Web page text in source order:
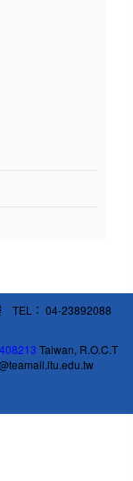
TEL： 04-23892088
408213 Taiwan, R.O.C.T